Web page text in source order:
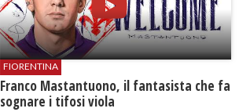
FIORENTINA
Franco Mastantuono, il fantasista che fa
sognare i tifosi viola